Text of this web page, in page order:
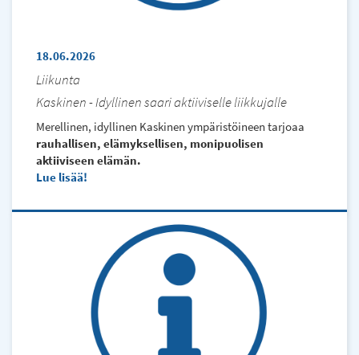
18.06.2026
Liikunta
Kaskinen - Idyllinen saari aktiiviselle liikkujalle
Merellinen, idyllinen Kaskinen ympäristöineen tarjoaa
rauhallisen, elämyksellisen, monipuolisen
aktiiviseen elämän.
Lue lisää